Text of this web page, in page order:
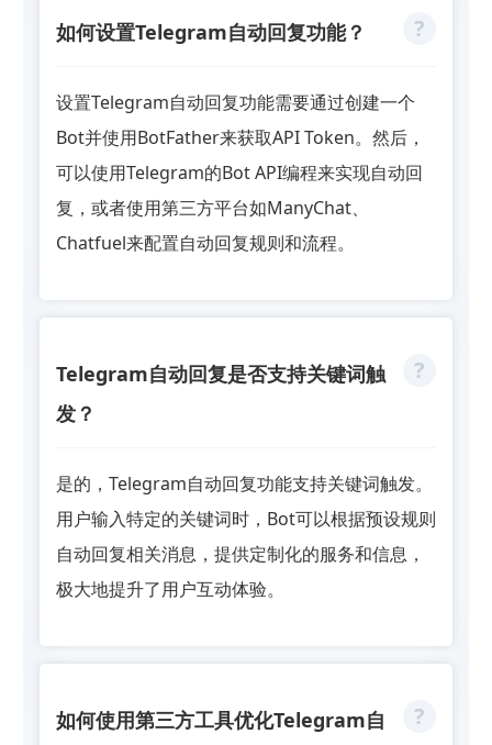
如何设置Telegram自动回复功能？
设置Telegram自动回复功能需要通过创建一个
Bot并使用BotFather来获取API Token。然后，
可以使用Telegram的Bot API编程来实现自动回
复，或者使用第三方平台如ManyChat、
Chatfuel来配置自动回复规则和流程。
Telegram自动回复是否支持关键词触
发？
是的，Telegram自动回复功能支持关键词触发。
用户输入特定的关键词时，Bot可以根据预设规则
自动回复相关消息，提供定制化的服务和信息，
极大地提升了用户互动体验。
如何使用第三方工具优化Telegram自